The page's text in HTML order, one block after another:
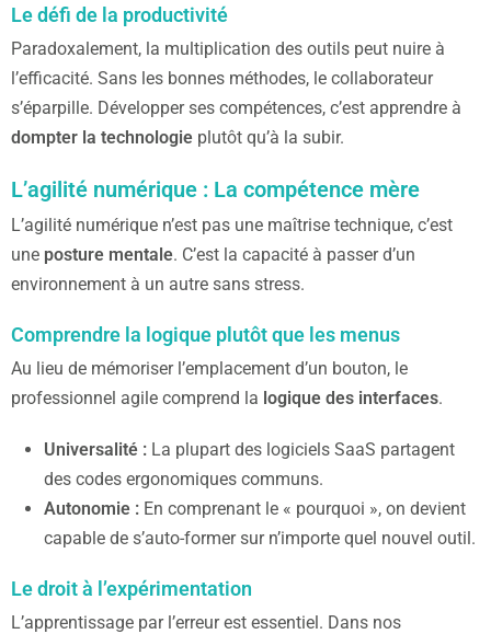
Le défi de la productivité
Paradoxalement, la multiplication des outils peut nuire à
l’efficacité. Sans les bonnes méthodes, le collaborateur
s’éparpille. Développer ses compétences, c’est apprendre à
dompter la technologie plutôt qu’à la subir.
L’agilité numérique : La compétence mère
L’agilité numérique n’est pas une maîtrise technique, c’est
une posture mentale. C’est la capacité à passer d’un
environnement à un autre sans stress.
Comprendre la logique plutôt que les menus
Au lieu de mémoriser l’emplacement d’un bouton, le
professionnel agile comprend la logique des interfaces.
Universalité : La plupart des logiciels SaaS partagent
des codes ergonomiques communs.
Autonomie : En comprenant le « pourquoi », on devient
capable de s’auto-former sur n’importe quel nouvel outil.
Le droit à l’expérimentation
L’apprentissage par l’erreur est essentiel. Dans nos